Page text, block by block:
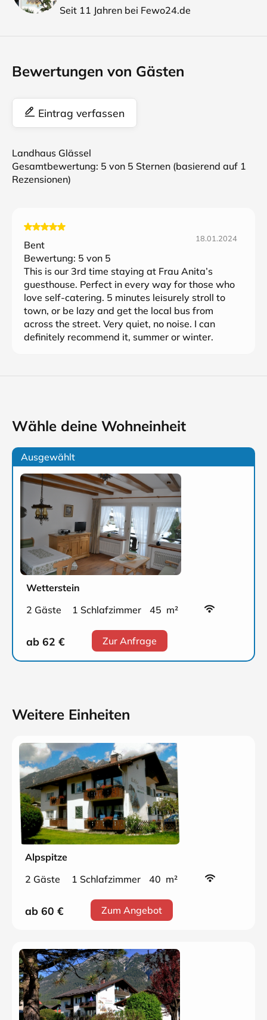
Seit 11 Jahren bei Fewo24.de
Bewertungen von Gästen
Eintrag verfassen
Landhaus Glässel
Gesamtbewertung: 5 von 5 Sternen (basierend auf 1
Rezensionen)
Bent
18.01.2024
Bewertung: 5 von 5
This is our 3rd time staying at Frau Anita’s
guesthouse. Perfect in every way for those who
love self-catering. 5 minutes leisurely stroll to
town, or be lazy and get the local bus from
across the street. Very quiet, no noise. I can
definitely recommend it, summer or winter.
Wähle deine Wohneinheit
Ausgewählt
Wetterstein
2 Gäste
1 Schlafzimmer 45 m²
ab 62 € Zur Anfrage
Weitere Einheiten
Alpspitze
2 Gäste
1 Schlafzimmer 40 m²
ab 60 € Zum Angebot